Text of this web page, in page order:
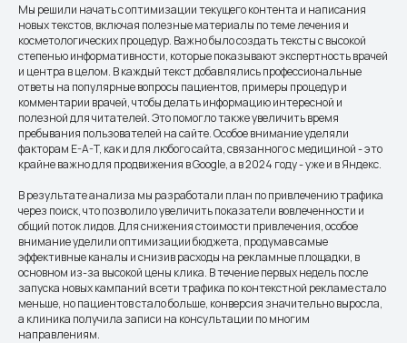
Мы решили начать с оптимизации текущего контента и написания
новых текстов, включая полезные материалы по теме лечения и
косметологических процедур. Важно было создать тексты с высокой
степенью информативности, которые показывают экспертность врачей
и центра в целом. В каждый текст добавлялись профессиональные
ответы на популярные вопросы пациентов, примеры процедур и
комментарии врачей, чтобы делать информацию интересной и
полезной для читателей. Это помогло также увеличить время
пребывания пользователей на сайте. Особое внимание уделяли
факторам E-A-T, как и для любого сайта, связанного с медициной - это
крайне важно для продвижения в Google, а в 2024 году - уже и в Яндекс.
В результате анализа мы разработали план по привлечению трафика
через поиск, что позволило увеличить показатели вовлеченности и
общий поток лидов. Для снижения стоимости привлечения, особое
внимание уделили оптимизации бюджета, продумав самые
эффективные каналы и снизив расходы на рекламные площадки, в
основном из-за высокой цены клика. В течение первых недель после
запуска новых кампаний в сети трафика по контекстной рекламе стало
меньше, но пациентов стало больше, конверсия значительно выросла,
а клиника получила записи на консультации по многим
направлениям.